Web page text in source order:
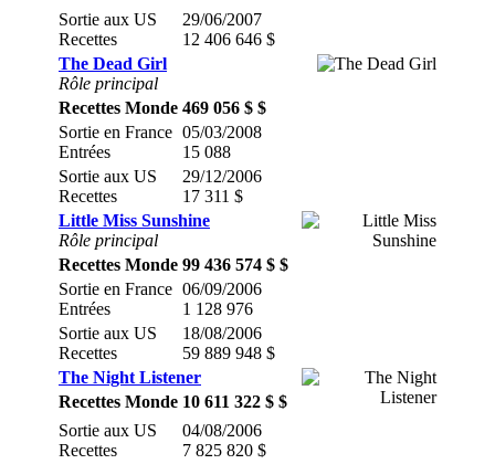
Sortie aux US
Recettes
29/06/2007
12 406 646 $
The Dead Girl
Rôle principal
Recettes Monde 469 056 $ $
Sortie en France
Entrées
05/03/2008
15 088
Sortie aux US
Recettes
29/12/2006
17 311 $
Little Miss Sunshine
Rôle principal
Recettes Monde 99 436 574 $ $
Sortie en France
Entrées
06/09/2006
1 128 976
Sortie aux US
Recettes
18/08/2006
59 889 948 $
The Night Listener
Recettes Monde 10 611 322 $ $
Sortie aux US
Recettes
04/08/2006
7 825 820 $